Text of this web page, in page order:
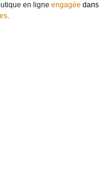
en ligne engagée
.